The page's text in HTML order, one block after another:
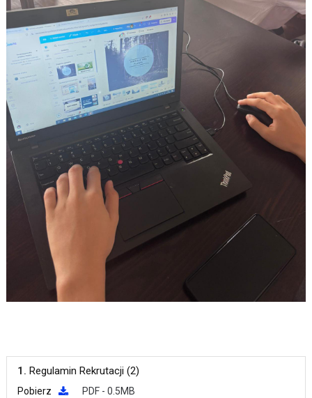
1. Regulamin Rekrutacji (2)
Pobierz PDF - 0.5MB